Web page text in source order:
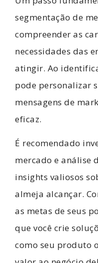
segmentação de
compreender as
necessidades das
atingir. Ao
pode personalizar
mensagens de
eficaz.
É recomendado
mercado e análise
insights valiosos
almeja alcançar.
as metas de seus
que você crie
como seu produto